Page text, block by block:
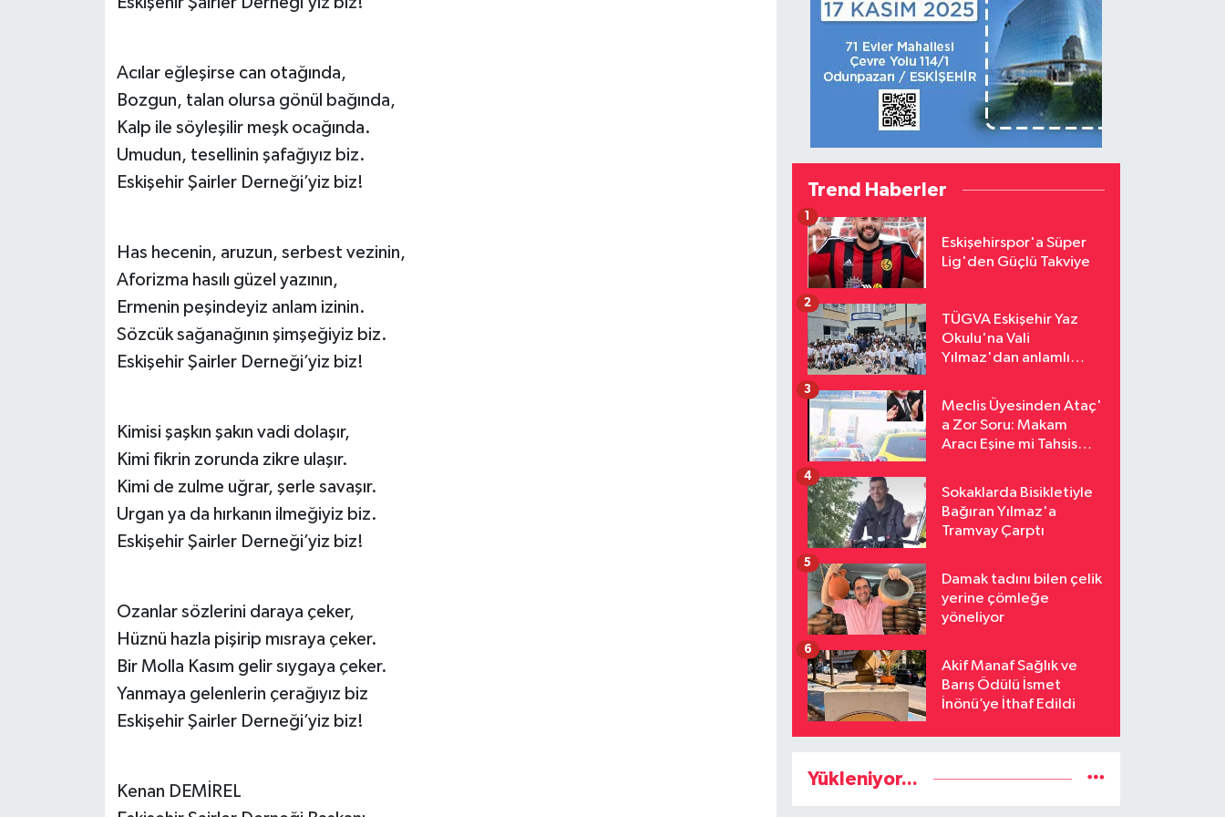
Acılar eğleşirse can otağında,
Bozgun, talan olursa gönül bağında,
Kalp ile söyleşilir meşk ocağında.
Umudun, tesellinin şafağıyız biz.
Eskişehir Şairler Derneği’yiz biz!
Has hecenin, aruzun, serbest vezinin,
Aforizma hasılı güzel yazının,
Ermenin peşindeyiz anlam izinin.
Sözcük sağanağının şimşeğiyiz biz.
Eskişehir Şairler Derneği’yiz biz!
Kimisi şaşkın şakın vadi dolaşır,
Kimi fikrin zorunda zikre ulaşır.
Kimi de zulme uğrar, şerle savaşır.
Urgan ya da hırkanın ilmeğiyiz biz.
Eskişehir Şairler Derneği’yiz biz!
Ozanlar sözlerini daraya çeker,
Hüznü hazla pişirip mısraya çeker.
Bir Molla Kasım gelir sıygaya çeker.
Yanmaya gelenlerin çerağıyız biz
Eskişehir Şairler Derneği’yiz biz!
Kenan DEMİREL
Trend Haberler
Eskişehirspor'a Süper
Lig'den Güçlü Takviye
1
TÜGVA Eskişehir Yaz
Okulu'na Vali
Yılmaz'dan anlamlı
2
Meclis Üyesinden Ataç'
a Zor Soru: Makam
Aracı Eşine mi Tahsis
3
Sokaklarda Bisikletiyle
Bağıran Yılmaz'a
Tramvay Çarptı
4
Damak tadını bilen çelik
yerine çömleğe
yöneliyor
5
Akif Manaf Sağlık ve
Barış Ödülü İsmet
İnönü’ye İthaf Edildi
6
Yükleniyor...